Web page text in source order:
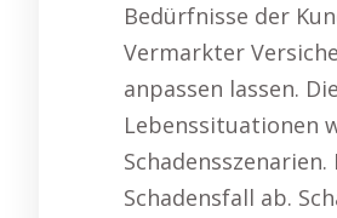
Bedürfnisse der
Vermarkter
anpassen lassen.
Lebenssituationen
Schadensfall ab.